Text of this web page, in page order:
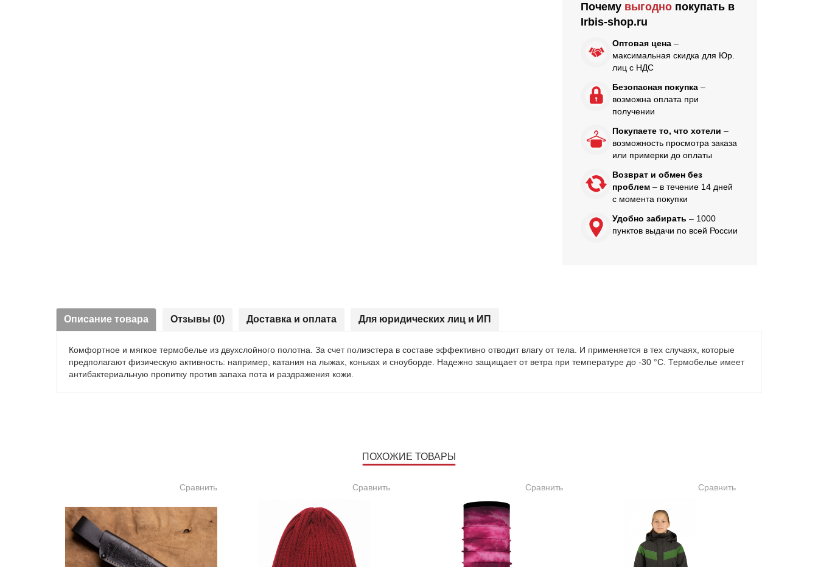
Почему выгодно покупать в
Irbis-shop.ru
Оптовая цена –
максимальная скидка для Юр.
лиц с НДС
Безопасная покупка –
возможна оплата при
получении
Покупаете то, что хотели –
возможность просмотра заказа
или примерки до оплаты
Возврат и обмен без
проблем – в течение 14 дней
с момента покупки
Удобно забирать – 1000
пунктов выдачи по всей России
Описание товара Отзывы (0) Доставка и оплата Для юридических лиц и ИП
Комфортное и мягкое термобелье из двухслойного полотна. За счет полиэстера в составе эффективно отводит влагу от тела. И применяется в тех случаях, которые
предполагают физическую активность: например, катания на лыжах, коньках и сноуборде. Надежно защищает от ветра при температуре до -30 °С. Термобелье имеет
антибактериальную пропитку против запаха пота и раздражения кожи.
ПОХОЖИЕ ТОВАРЫ
Сравнить Сравнить Сравнить Сравнить